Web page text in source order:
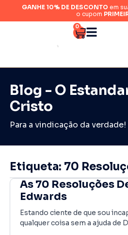
GANHE 10% DE DESCONTO em
o cupom
0
Blog - O
Cristo
Para a vindicação da verdade!
Etiqueta: 70
As 70 Resoluções
Edwards
Estando ciente de que sou
qualquer coisa sem a ajuda de